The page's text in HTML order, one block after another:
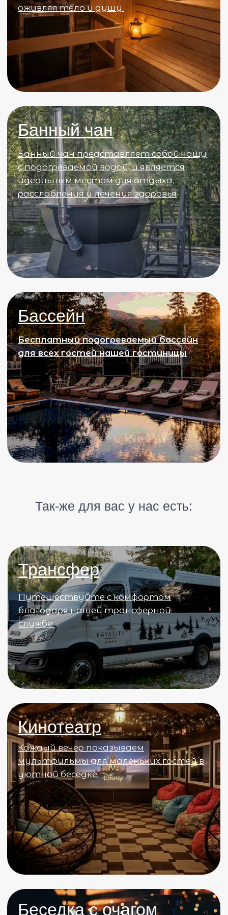
Каждый вечер показываем
мультфильмы для маленьких гостей в
уютной беседке.
Беседка с очагом
Каждый вечер разжигаем костёр, топим
самовар на дровах и угощаем гостей
бубликами и печеньем. Это наш
ежедневный комплимент для всех
гостей отеля.
Каждый домик в нашей гостинице
оборудован всем необходимым
четырехзвездочном отеле в Архызе, где
каждый домик — это оазис уюта среди
величественных гор.
Кабельное TV для вашего
удовольствия
каналов для развлечения гостей.
Wi-fi на всей территории отеля
Оставайтесь на связи с миром, где бы
вы ни находились в нашем отеле.
Благодаря нашему надежному Wi-Fi,
доступному на всей территории отеля,
вы всегда сможете проверить почту,
общаться в социальных сетях
Комфортная мебель
Комфортная мебель в гостинице — это
гарантия приятного отдыха
и комфортного сна.В номерах отеляесть
всё необходимое для работы и отдыха:
удобные кровати, мягкие кресла,
журнальные столики.